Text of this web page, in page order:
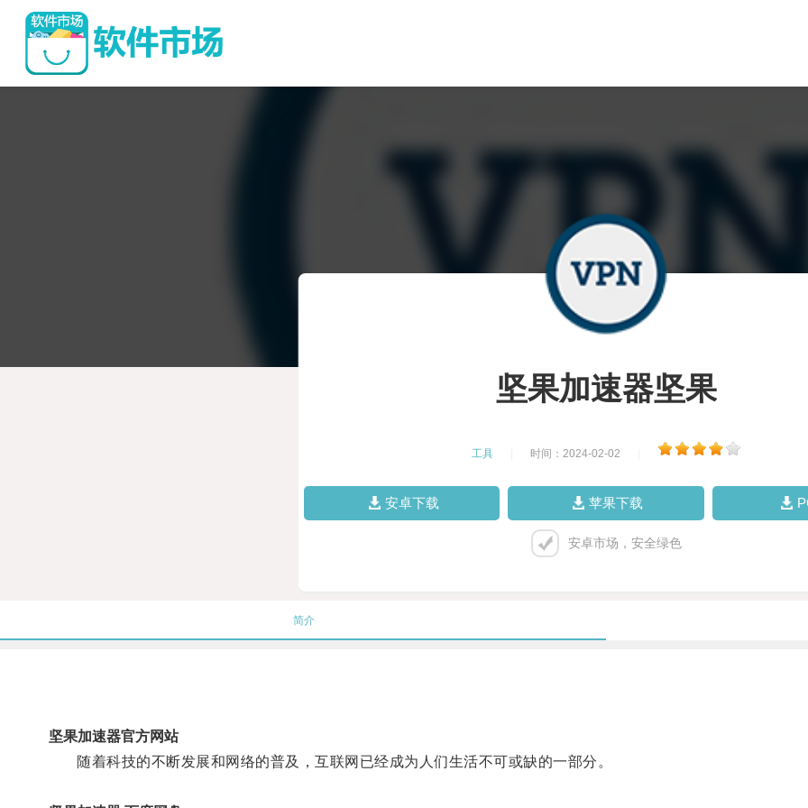
坚果加速器坚果
工具 时间：2024-02-02
安卓下载 苹果下载
安卓市场，安全绿色
简介
坚果加速器官方网站
随着科技的不断发展和网络的普及，互联网已经成为人们生活不可或缺的一部分。